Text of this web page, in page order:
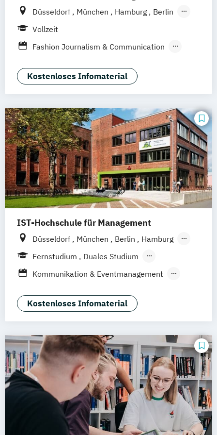
Düsseldorf München Hamburg
Berlin
Wiesbaden
Vollzeit
Fashion Journalism & Communication
Industrie & Produkt Design
Interior Design
Kostenloses Infomaterial
IST-Hochschule für Management
Düsseldorf München Berlin
Hamburg
Weil am Rhein
Frankfurt am Main
Fernstudium
Duales Studium
Fernlehrgang
Kommunikation & Eventmanagement
Kommunikation & Medienmanagement
(Duales Studium)
Kommunikationsmanagement (Duales
Studium)
Medienökonom (FH)
Public Relations Hochschulzertifikat
Werbe- und Medienpsychologie
Kostenloses Infomaterial